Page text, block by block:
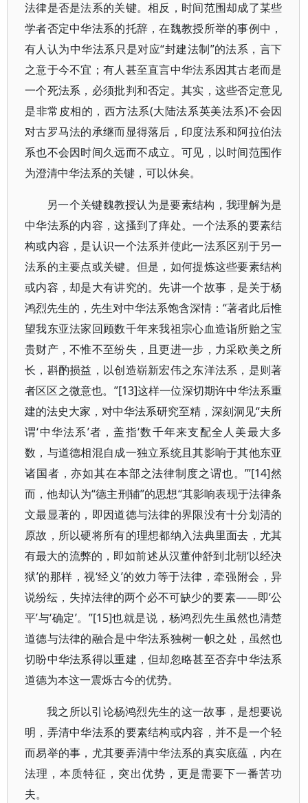
法律是否是法系的关键。相反，时间范围却成了某些
学者否定中华法系的托辞，在魏教授所举的事例中，
有人认为中华法系只是对应“封建法制”的法系，言下
之意于今不宜；有人甚至直言中华法系因其古老而是
一个死法系，必须批判和否定。其实，这些否定意见
是非常皮相的，西方法系(大陆法系英美法系)不会因
对古罗马法的承继而显得落后，印度法系和阿拉伯法
系也不会因时间久远而不成立。可见，以时间范围作
为澄清中华法系的关键，可以休矣。
另一个关键魏教授认为是要素结构，我理解为是
中华法系的内容，这搔到了痒处。一个法系的要素结
构或内容，是认识一个法系并使此一法系区别于另一
法系的主要点或关键。但是，如何提炼这些要素结构
或内容，却是大有讲究的。先讲一个故事，是关于杨
鸿烈先生的，先生对中华法系饱含深情：“著者此后惟
望我东亚法家回顾数千年来我祖宗心血造诣所贻之宝
贵财产，不惟不至纷失，且更进一步，力采欧美之所
长，斟酌损益，以创造崭新宏伟之东洋法系，是则著
者区区之微意也。”[13]这样一位深切期许中华法系重
建的法史大家，对中华法系研究至精，深刻洞见“夫所
谓‘中华法系’者，盖指‘数千年来支配全人美最大多
数，与道德相混自成一独立系统且其影响于其他东亚
诸国者，亦如其在本部之法律制度之谓也。’”[14]然
而，他却认为“德主刑辅”的思想“其影响表现于法律条
文最显著的，即因道德与法律的界限没有十分划清的
原故，所以硬将所有的理想都纳入法典里面去，尤其
有最大的流弊的，即如前述从汉董仲舒到北朝‘以经决
狱’的那样，视‘经义’的效力等于法律，牵强附会，异
说纷纭，失掉法律的两个必不可缺少的要素——即‘公
平’与‘确定’。”[15]也就是说，杨鸿烈先生虽然也清楚
道德与法律的融合是中华法系独树一帜之处，虽然也
切盼中华法系得以重建，但却忽略甚至否弃中华法系
道德为本这一震烁古今的优势。
我之所以引论杨鸿烈先生的这一故事，是想要说
明，弄清中华法系的要素结构或内容，并不是一个轻
而易举的事，尤其要弄清中华法系的真实底蕴，内在
法理，本质特征，突出优势，更是需要下一番苦功
夫。